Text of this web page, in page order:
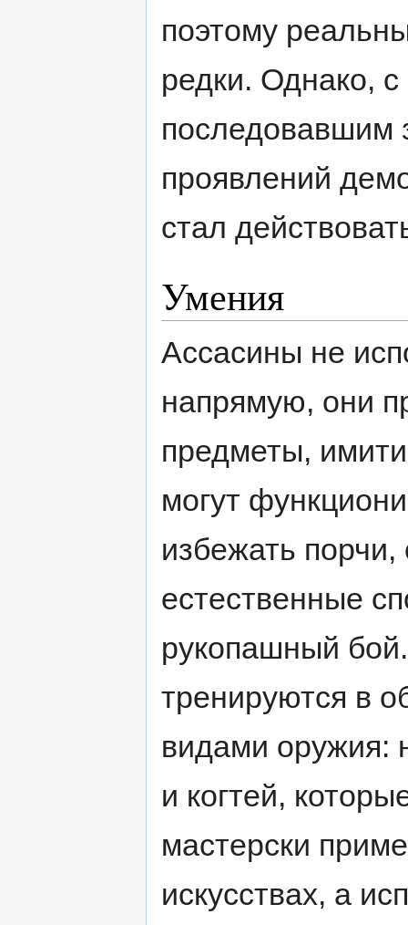
поэтому
редки. Однако,
последовавшим
проявлений
стал
Умения
Ассасины не
напрямую, они
предметы,
могут
избежать
естественные
рукопашный
тренируются в
видами оружия:
и когтей,
мастерски
искусствах, а